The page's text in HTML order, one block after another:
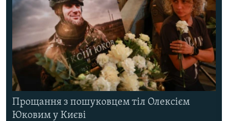
Прощання з пошуковцем тіл Олексієм
Юковим у Києві